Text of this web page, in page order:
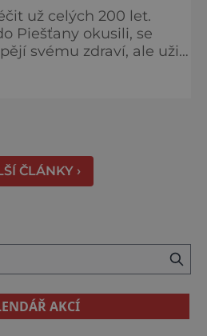
už celých 200 let.
Piešťany okusili, se
svému zdraví, ale užijí
Piešťany bývají první
ČLÁNKY ›
AKCÍ